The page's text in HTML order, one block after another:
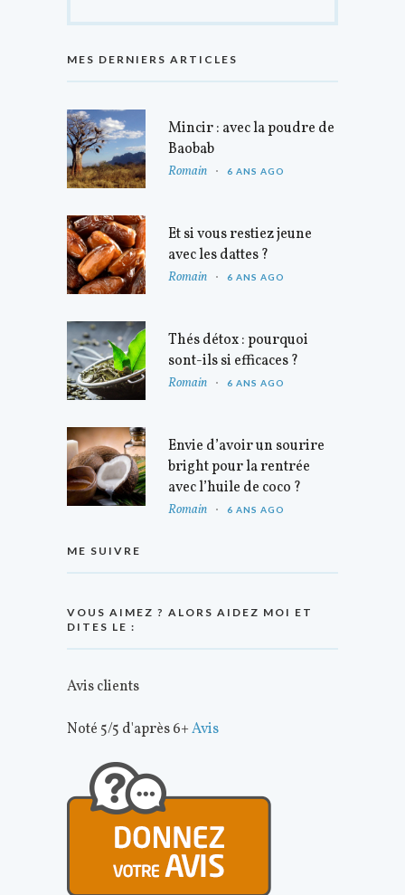
MES DERNIERS ARTICLES
Mincir : avec la poudre de
Baobab
Romain 6 ANS AGO
Et si vous restiez jeune
avec les dattes ?
Romain 6 ANS AGO
Thés détox : pourquoi
sont-ils si efficaces ?
Romain 6 ANS AGO
Envie d’avoir un sourire
bright pour la rentrée
avec l’huile de coco ?
Romain 6 ANS AGO
ME SUIVRE
VOUS AIMEZ ? ALORS AIDEZ MOI ET
DITES LE :
Avis clients
Noté 5/5 d'après 6+Avis